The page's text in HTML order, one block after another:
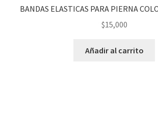
BANDAS ELASTICAS PARA PIERNA
$15,000
Añadir al carrito